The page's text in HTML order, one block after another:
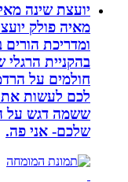
יועצת שינה מאיה
מאיה פולק יועצת
ומדריכת הורים
בהקניית הרגלי
חולמים על הרדמות
לכם לעשות את
ששמה דגש על
שלכם- אני פה.